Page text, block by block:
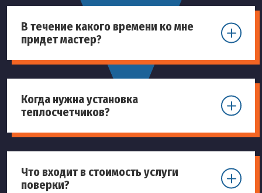
В течение какого времени ко мне
придет мастер?
Когда нужна установка
теплосчетчиков?
Что входит в стоимость услуги
поверки?